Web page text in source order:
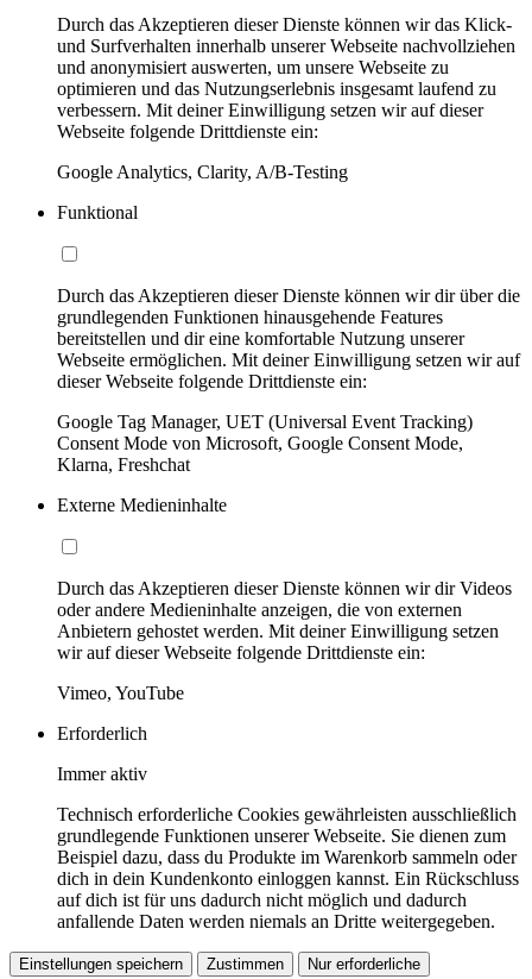
Durch das Akzeptieren dieser Dienste können wir das Klick-
und Surfverhalten innerhalb unserer Webseite nachvollziehen
und anonymisiert auswerten, um unsere Webseite zu
optimieren und das Nutzungserlebnis insgesamt laufend zu
verbessern. Mit deiner Einwilligung setzen wir auf dieser
Webseite folgende Drittdienste ein:
Google Analytics, Clarity, A/B-Testing
Funktional
Durch das Akzeptieren dieser Dienste können wir dir über die
grundlegenden Funktionen hinausgehende Features
bereitstellen und dir eine komfortable Nutzung unserer
Webseite ermöglichen. Mit deiner Einwilligung setzen wir auf
dieser Webseite folgende Drittdienste ein:
Google Tag Manager, UET (Universal Event Tracking)
Consent Mode von Microsoft, Google Consent Mode,
Klarna, Freshchat
Externe Medieninhalte
Durch das Akzeptieren dieser Dienste können wir dir Videos
oder andere Medieninhalte anzeigen, die von externen
Anbietern gehostet werden. Mit deiner Einwilligung setzen
wir auf dieser Webseite folgende Drittdienste ein:
Vimeo, YouTube
Erforderlich
Immer aktiv
Technisch erforderliche Cookies gewährleisten ausschließlich
grundlegende Funktionen unserer Webseite. Sie dienen zum
Beispiel dazu, dass du Produkte im Warenkorb sammeln oder
dich in dein Kundenkonto einloggen kannst. Ein Rückschluss
auf dich ist für uns dadurch nicht möglich und dadurch
anfallende Daten werden niemals an Dritte weitergegeben.
Einstellungen speichern Zustimmen Nur erforderliche